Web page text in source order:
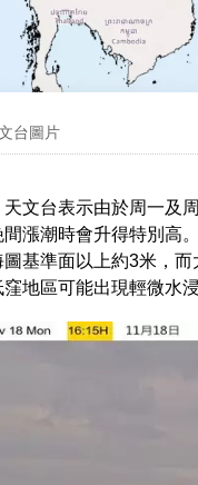
台圖片
天文台表示由於周一及
間漲潮時會升得特別高
圖基準面以上約3米，
地區可能出現輕微水